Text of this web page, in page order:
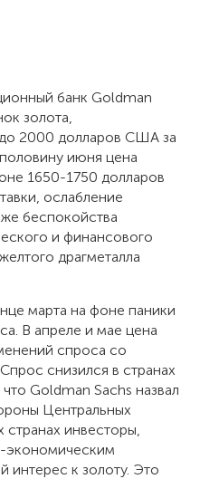
банк Goldman
золота,
2000 долларов США за
июня цена
1650-1750 долларов
ослабление
беспокойства
и финансового
драгметалла
марта на фоне паники
В апреле и мае цена
спроса со
снизился в странах
Goldman Sachs назвал
Центральных
странах инвесторы,
экономическим
интерес к золоту. Это